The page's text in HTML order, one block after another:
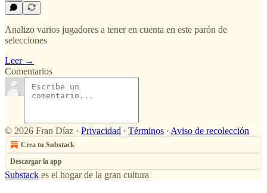
Analizo varios jugadores a tener en cuenta en este parón de
selecciones
Leer →
Comentarios
© 2026 Fran Díaz · Privacidad ∙ Términos ∙ Aviso de recolección
Crea tu Substack
Descargar la app
Substack es el hogar de la gran cultura